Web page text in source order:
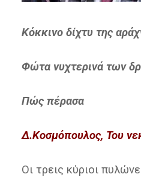
Κόκκινο δίχτυ της
Φώτα νυχτερινά των
Πώς πέρασα
Δ.Κοσμόπουλος, Του
Οι τρεις κύριοι